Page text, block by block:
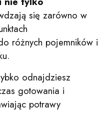
się zarówno w
różnych pojemników i
odnajdziesz
gotowania i
potrawy